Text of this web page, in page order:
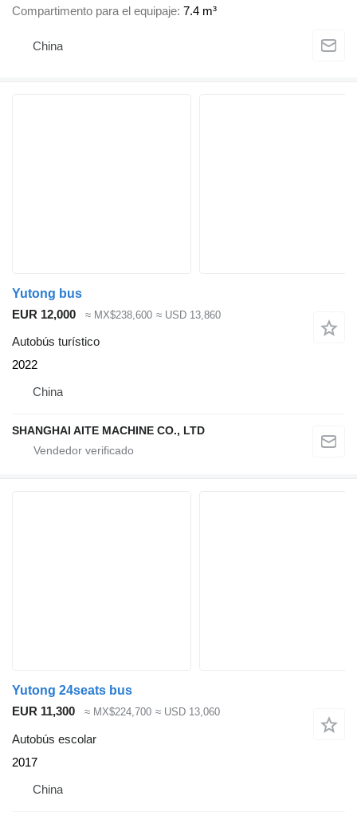
Compartimento para el equipaje 7.4 m³
China
Yutong bus
EUR 12,000
≈ MX$238,600 ≈ USD 13,860
Autobús turístico
2022
China
SHANGHAI AITE MACHINE CO., LTD
Yutong 24seats bus
EUR 11,300
≈ MX$224,700 ≈ USD 13,060
Autobús escolar
2017
China